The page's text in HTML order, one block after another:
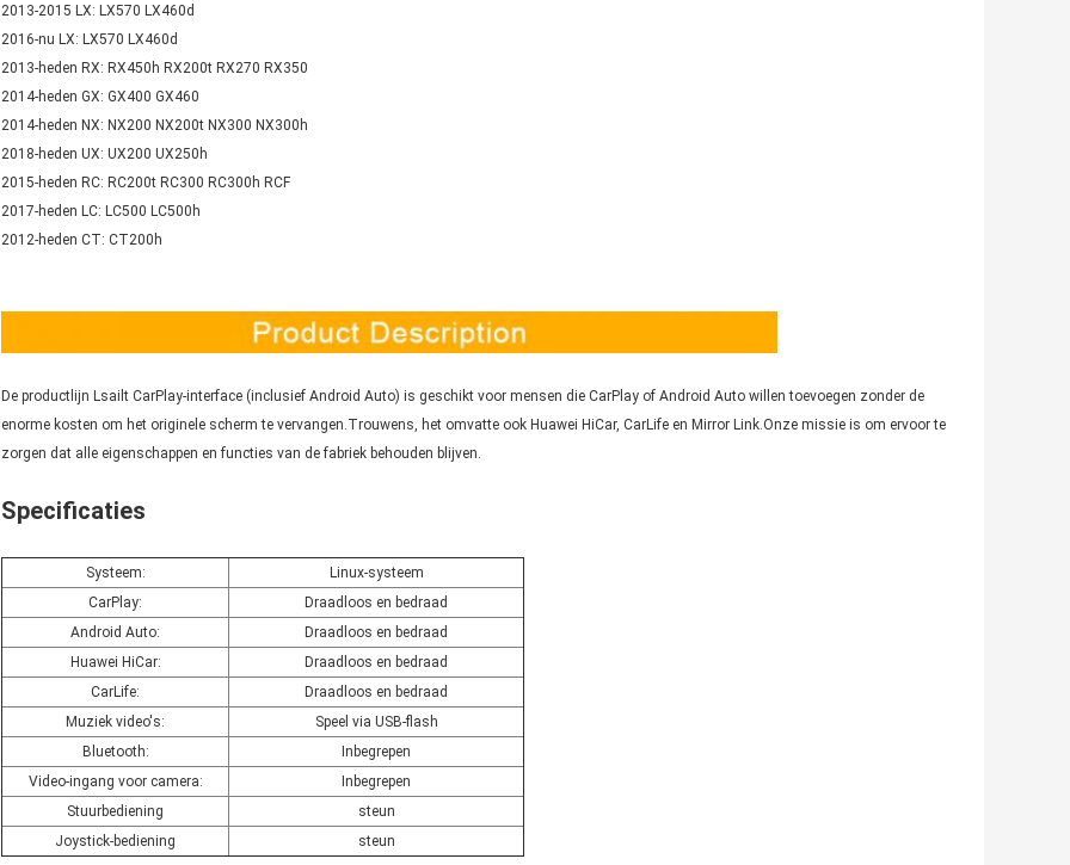
2013-2015 LX: LX570 LX460d
2016-nu LX: LX570 LX460d
2013-heden RX: RX450h RX200t RX270 RX350
2014-heden GX: GX400 GX460
2014-heden NX: NX200 NX200t NX300 NX300h
2018-heden UX: UX200 UX250h
2015-heden RC: RC200t RC300 RC300h RCF
2017-heden LC: LC500 LC500h
2012-heden CT: CT200h
De productlijn Lsailt CarPlay-interface (inclusief Android Auto) is geschikt voor mensen die CarPlay of Android Auto willen toevoegen zonder de
enorme kosten om het originele scherm te vervangen.Trouwens, het omvatte ook Huawei HiCar, CarLife en Mirror Link.Onze missie is om ervoor te
zorgen dat alle eigenschappen en functies van de fabriek behouden blijven.
Specificaties
Systeem:
Linux-systeem
CarPlay:
Draadloos en bedraad
Android Auto:
Draadloos en bedraad
Huawei HiCar:
Draadloos en bedraad
CarLife:
Draadloos en bedraad
Muziek video's:
Speel via USB-flash
Bluetooth:
Inbegrepen
Video-ingang voor camera:
Inbegrepen
Stuurbediening
steun
Joystick-bediening
steun